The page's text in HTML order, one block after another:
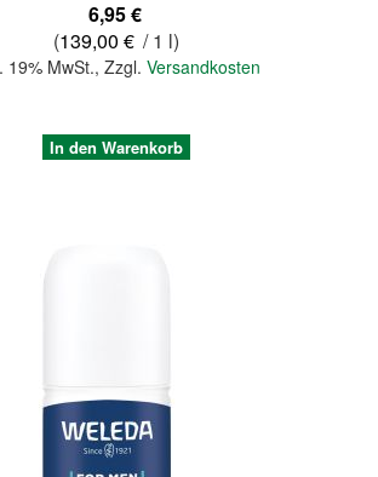
6,95 €
(139,00 € / 1 l)
19% MwSt.,Zzgl.Versandkosten
In den Warenkorb